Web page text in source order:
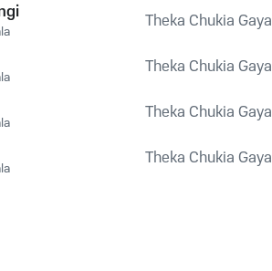
Theka Chukia Gaya
Theka Chukia Gaya
Theka Chukia Gaya
Theka Chukia Gaya